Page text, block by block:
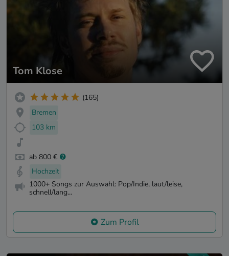
Tom Klose
(165)
Bremen
103 km
ab 800 €
Hochzeit
1000+ Songs zur Auswahl: Pop/Indie, laut/leise,
schnell/lang...
Zum Profil